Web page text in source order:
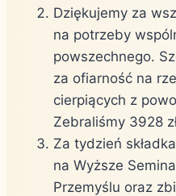
Dziękujemy za
na potrzeby
powszechnego.
za ofiarność na
cierpiących z
Zebraliśmy 3928
Za tydzień
na Wyższe
Przemyślu oraz